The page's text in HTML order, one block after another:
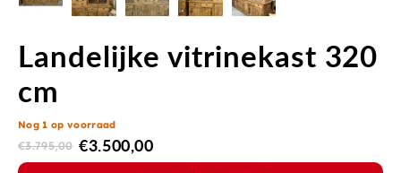
Landelijke vitrinekast 320
cm
Nog 1 op voorraad
€3.795,00 €3.500,00